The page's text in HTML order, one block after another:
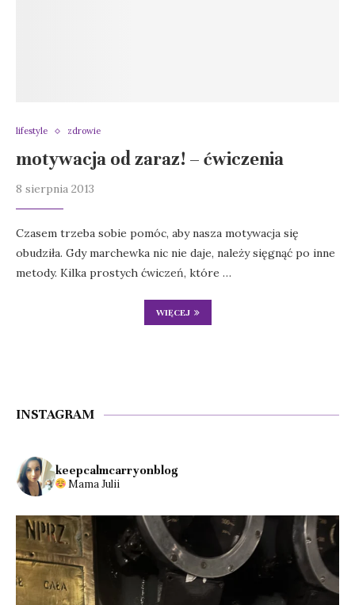
lifestyle zdrowie
motywacja od zaraz! – ćwiczenia
8 sierpnia 2013
Czasem trzeba sobie pomóc, aby nasza motywacja się
obudziła. Gdy marchewka nic nie daje, należy sięgnąć po inne
metody. Kilka prostych ćwiczeń, które …
WIĘCEJ
INSTAGRAM
keepcalmcarryonblog
Mama Julii